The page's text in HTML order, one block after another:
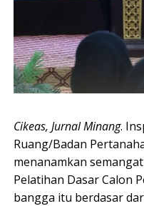
Cikeas, Jurnal Minang.
Ruang/Badan
menanamkan
Pelatihan Dasar Calon
bangga itu berdasar